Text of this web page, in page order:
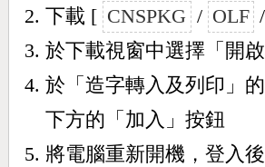
下載 [ CNSPKG / OLF
於下載視窗中選擇「開啟
於「造字轉入及列印」
下方的「加入」按鈕
將電腦重新開機，登入